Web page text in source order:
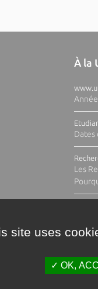
À la
Dates
Les
site uses
OK,